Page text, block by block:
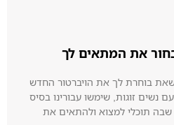
את המתאים לך
בוחרת לך את הויברטור החדש
נשים זוגות, שימשו עבורינו בסיס
שבה תוכלי למצוא ולהתאים את